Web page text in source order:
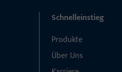
Schnelleinstieg
Produkte
Über Uns